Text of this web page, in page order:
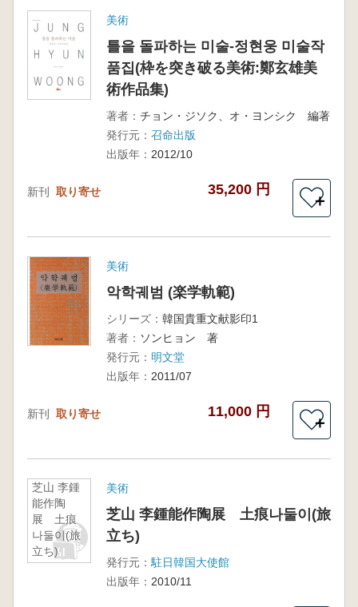
美術
틀을 돌파하는 미술-정현웅 미술작
품집(枠を突き破る美術:鄭玄雄美
術作品集)
著者： チョン・ジソク、オ・ヨンシク 編著
発行元： 召命出版
出版年： 2012/10
新刊 取り寄せ 35,200 円
＋
美術
악학궤범 (楽学軌範)
シリーズ： 韓国貴重文献影印1
著者： ソンヒョン 著
発行元： 明文堂
出版年： 2011/07
新刊 取り寄せ 11,000 円
＋
芝山 李鍾
能作陶
展 土痕
나둘이(旅
立ち)
美術
芝山 李鍾能作陶展 土痕나둘이(旅
立ち)
発行元： 駐日韓国大使館
出版年： 2010/11